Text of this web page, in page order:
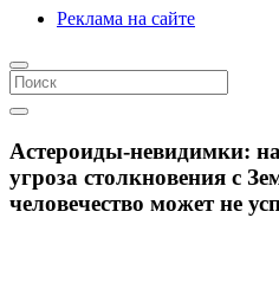
Реклама на сайте
Астероиды-невидимки:
угроза столкновения с
человечество может не